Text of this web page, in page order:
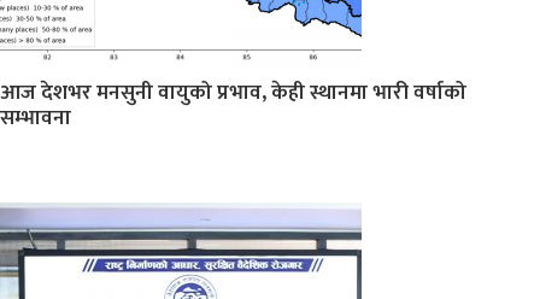
आज देशभर मनसुनी वायुको प्रभाव, केही स्थानमा भारी वर्षाको
सम्भावना